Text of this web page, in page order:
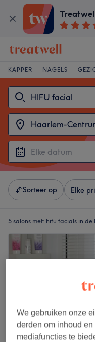
KAPPER NAGELS
Sorteer op Elke
5 salons met: hifu facials in
We gebruiken onze
derden om inhoud
mediafuncties te